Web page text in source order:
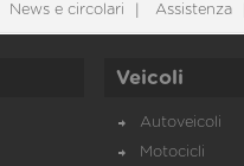
News e circolari Assistenza
Veicoli
Autoveicoli
Motocicli